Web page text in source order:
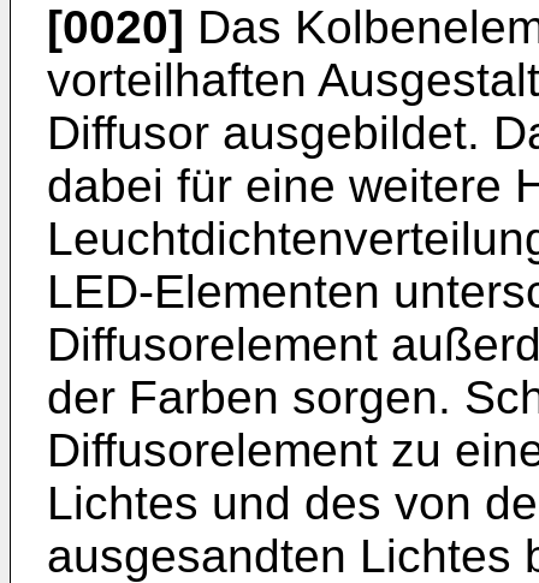
[0020] Das
vorteilhaften
Diffusor ausgebildet.
dabei für eine weitere
LED-Elementen
Diffusorelement
der Farben sorgen.
Diffusorelement zu
Lichtes und des von
ausgesandten Lichtes